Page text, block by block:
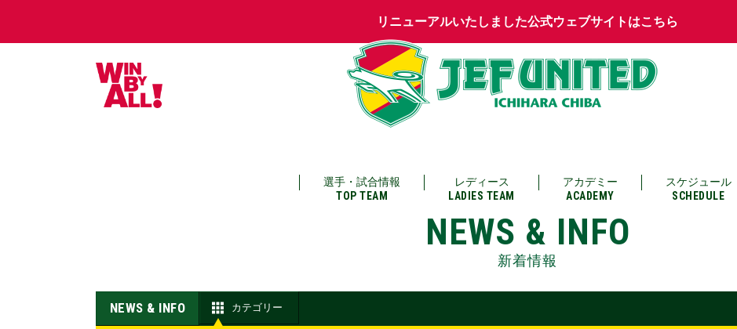
リニューアルいたしました公式ウェブサイトはこちら
選手・試合情報
TOP TEAM
レディース
LADIES TEAM
アカデミー
ACADEMY
スケジュール
SCHEDULE
NEWS & INFO
新着情報
NEWS & INFO カテゴリー